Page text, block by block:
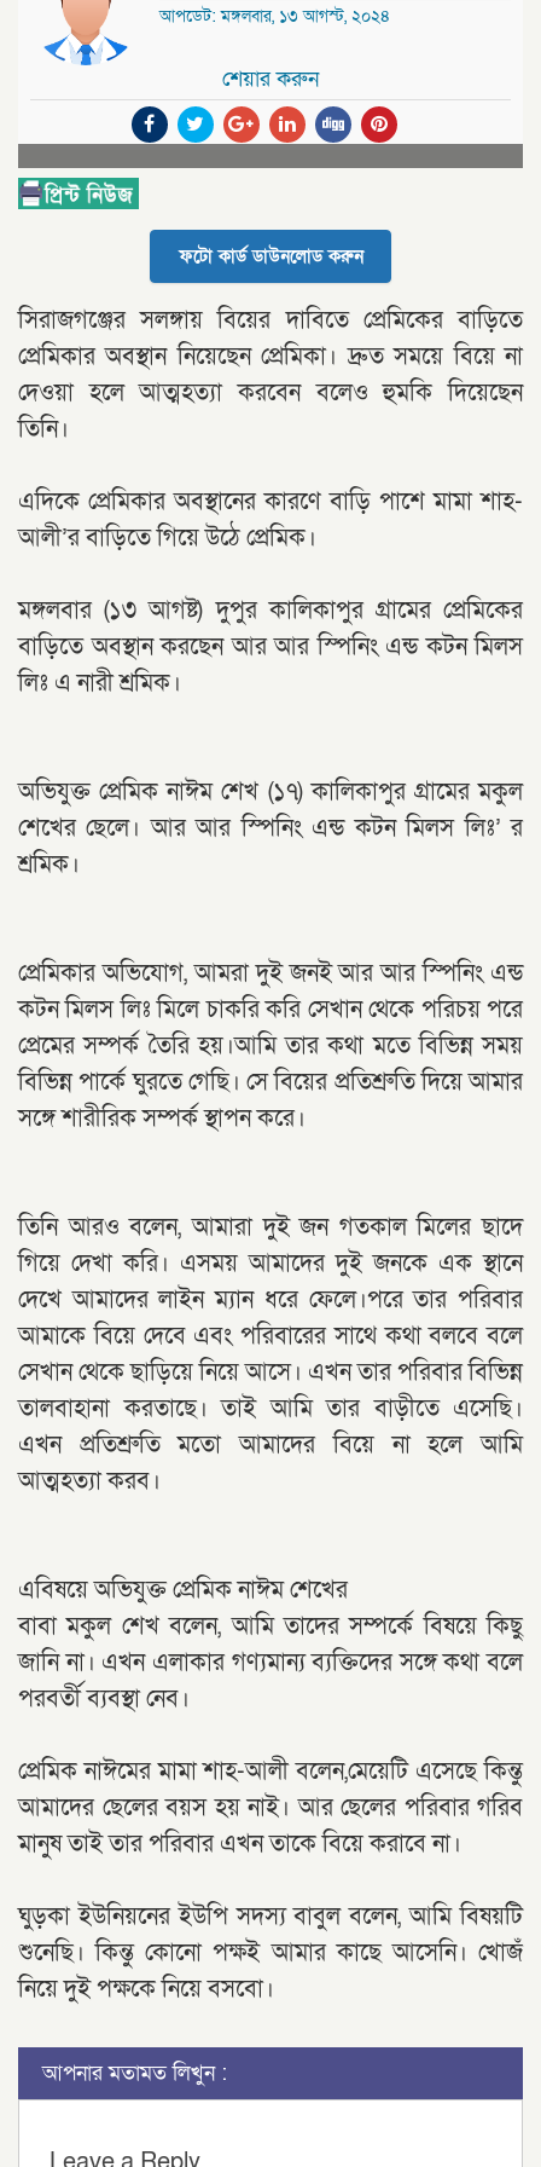
আপডেট: মঙ্গলবার, ১৩ আগস্ট, ২০২৪
শেয়ার করুন
ফটো কার্ড ডাউনলোড করুন
সিরাজগঞ্জের সলঙ্গায় বিয়ের দাবিতে প্রেমিকের বাড়িতে
প্রেমিকার অবস্থান নিয়েছেন প্রেমিকা। দ্রুত সময়ে বিয়ে না
দেওয়া হলে আত্মহত্যা করবেন বলেও হুমকি দিয়েছেন
তিনি।
এদিকে প্রেমিকার অবস্থানের কারণে বাড়ি পাশে মামা শাহ-
আলী’র বাড়িতে গিয়ে উঠে প্রেমিক।
মঙ্গলবার (১৩ আগষ্ট) দুপুর কালিকাপুর গ্রামের প্রেমিকের
বাড়িতে অবস্থান করছেন আর আর স্পিনিং এন্ড কটন মিলস
লিঃ এ নারী শ্রমিক।
অভিযুক্ত প্রেমিক নাঈম শেখ (১৭) কালিকাপুর গ্রামের মকুল
শেখের ছেলে। আর আর স্পিনিং এন্ড কটন মিলস লিঃ’ র
শ্রমিক।
প্রেমিকার অভিযোগ, আমরা দুই জনই আর আর স্পিনিং এন্ড
কটন মিলস লিঃ মিলে চাকরি করি সেখান থেকে পরিচয় পরে
প্রেমের সম্পর্ক তৈরি হয়।আমি তার কথা মতে বিভিন্ন সময়
বিভিন্ন পার্কে ঘুরতে গেছি। সে বিয়ের প্রতিশ্রুতি দিয়ে আমার
সঙ্গে শারীরিক সম্পর্ক স্থাপন করে।
তিনি আরও বলেন, আমারা দুই জন গতকাল মিলের ছাদে
গিয়ে দেখা করি। এসময় আমাদের দুই জনকে এক স্থানে
দেখে আমাদের লাইন ম্যান ধরে ফেলে।পরে তার পরিবার
আমাকে বিয়ে দেবে এবং পরিবারের সাথে কথা বলবে বলে
সেখান থেকে ছাড়িয়ে নিয়ে আসে। এখন তার পরিবার বিভিন্ন
তালবাহানা করতাছে। তাই আমি তার বাড়ীতে এসেছি।
এখন প্রতিশ্রুতি মতো আমাদের বিয়ে না হলে আমি
আত্মহত্যা করব।
এবিষয়ে অভিযুক্ত প্রেমিক নাঈম শেখের
বাবা মকুল শেখ বলেন, আমি তাদের সম্পর্কে বিষয়ে কিছু
জানি না। এখন এলাকার গণ্যমান্য ব্যক্তিদের সঙ্গে কথা বলে
পরবর্তী ব্যবস্থা নেব।
প্রেমিক নাঈমের মামা শাহ-আলী বলেন,মেয়েটি এসেছে কিন্তু
আমাদের ছেলের বয়স হয় নাই। আর ছেলের পরিবার গরিব
মানুষ তাই তার পরিবার এখন তাকে বিয়ে করাবে না।
ঘুড়কা ইউনিয়নের ইউপি সদস্য বাবুল বলেন, আমি বিষয়টি
শুনেছি। কিন্তু কোনো পক্ষই আমার কাছে আসেনি। খোজঁ
নিয়ে দুই পক্ষকে নিয়ে বসবো।
আপনার মতামত লিখুন :